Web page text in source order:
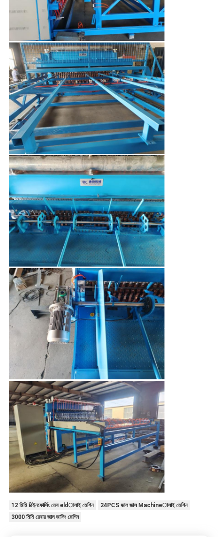
12 মিমি রিইনফোর্সিং মেষ eldালাই মেশিন
24PCS জাল জাল Machineালাই মেশিন
3000 মিমি রেবার জাল জালিং মেশিন